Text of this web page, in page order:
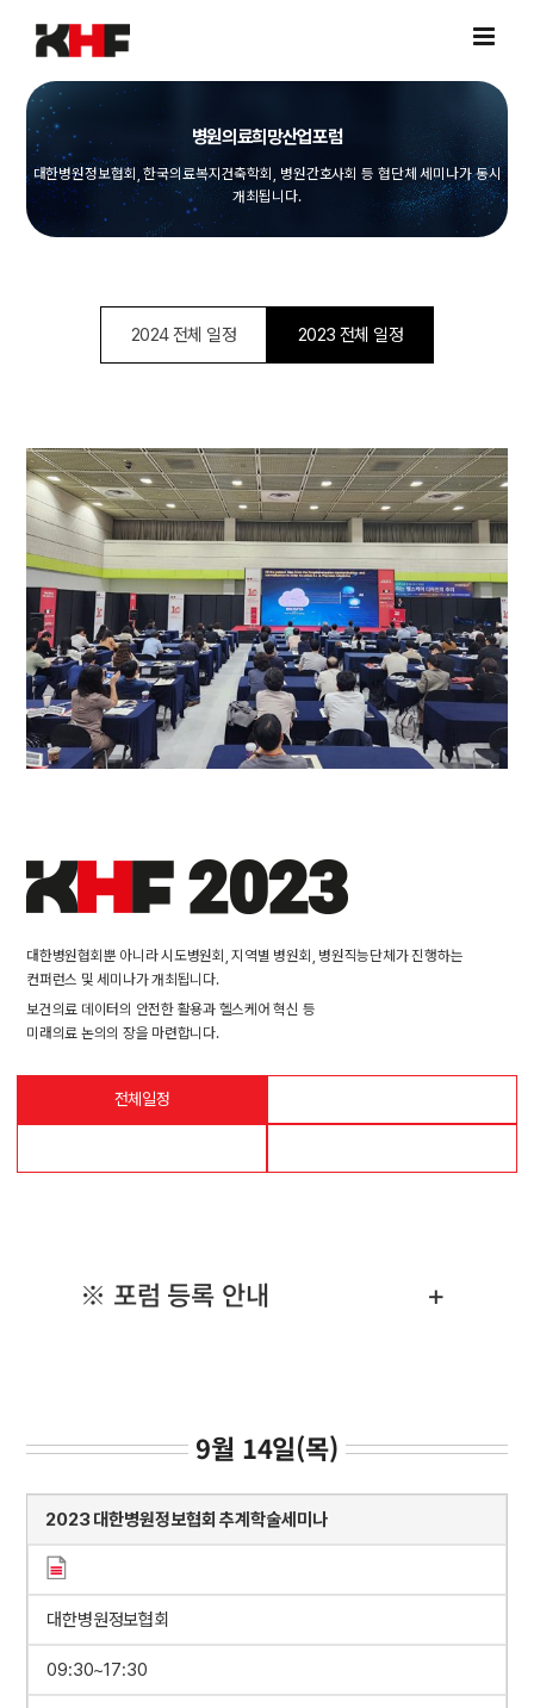
content
병원의료희망산업포럼
대한병원정보협회, 한국의료복지건축학회, 병원간호사회 등 협단체 세미나가 동시
개최됩니다.
2024 전체 일정 2023 전체 일정
대한병원협회뿐 아니라 시도병원회, 지역별 병원회, 병원직능단체가 진행하는
컨퍼런스 및 세미나가 개최됩니다.
보건의료 데이터의 안전한 활용과 헬스케어 혁신 등
미래의료 논의의 장을 마련합니다.
전체일정
※ 포럼 등록 안내
9월 14일(목)
2023 대한병원정보협회 추계학술세미나
대한병원정보협회
09:30~17:30